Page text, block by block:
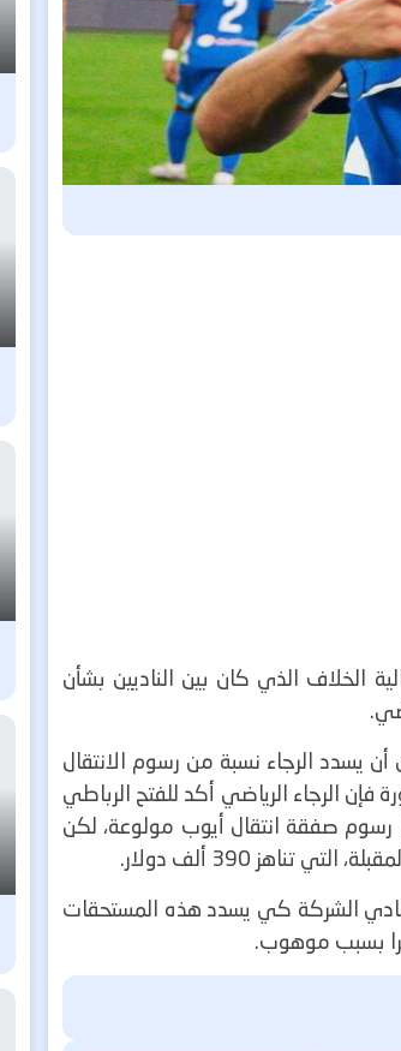
الخلاف الذي كان بين الناديين بشأن
أكثر من مليون و300 ألف دولار دون أن يسدد الرجاء نسبة من رسوم الانتقال
فإن الرجاء الرياضي أكد للفتح الرباطي
بنحو 300 ألف دولار تضاف إليها رسوم صفقة انتقال أيوب مولوعة، لكن
390 ألف دولار.
الشركة كي يسدد هذه المستحقات
بسبب موهوب.